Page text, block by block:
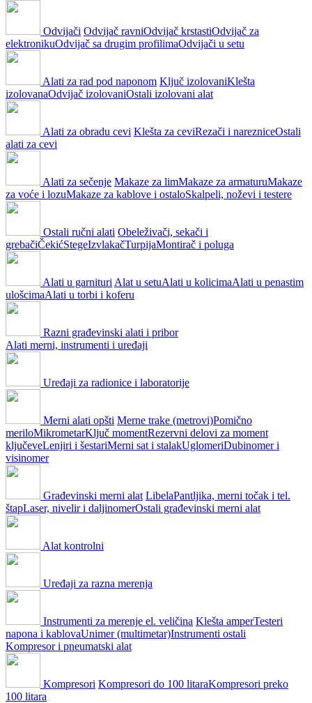
Odvijači Odvijač ravniOdvijač krstastiOdvijač za
elektronikuOdvijač sa drugim profilimaOdvijači u setu
Alati za rad pod naponom Ključ izolovaniKlešta
izolovanaOdvijač izolovaniOstali izolovani alat
Alati za obradu cevi Klešta za ceviRezači i narezniceOstali
alati za cevi
Alati za sečenje Makaze za limMakaze za armaturuMakaze
za voće i lozuMakaze za kablove i ostaloSkalpeli, noževi i testere
Ostali ručni alati Obeleživači, sekači i
grebačiČekićStegeIzvlakačTurpijaMontirač i poluga
Alati u garnituri Alat u setuAlati u kolicimaAlati u penastim
ulošcimaAlati u torbi i koferu
Razni građevinski alati i pribor
Alati merni, instrumenti i uređaji
Uređaji za radionice i laboratorije
Merni alati opšti Merne trake (metrovi)Pomično
meriloMikrometarKljuč momentRezervni delovi za moment
ključeveLenjiri i šestariMerni sat i stalakUglomeriDubinomer i
visinomer
Građevinski merni alat LibelaPantljika, merni točak i tel.
štapLaser, nivelir i daljinomerOstali građevinski merni alat
Alat kontrolni
Uređaji za razna merenja
Instrumenti za merenje el. veličina Klešta amperTesteri
napona i kablovaUnimer (multimetar)Instrumenti ostali
Kompresor i pneumatski alat
Kompresori Kompresori do 100 litaraKompresori preko
100 litara